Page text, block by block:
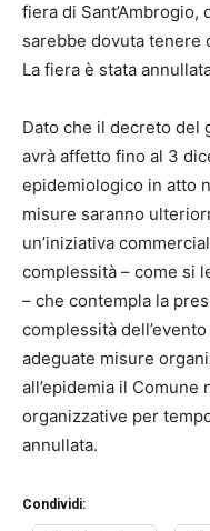
fiera di Sant’Ambrogio,
sarebbe dovuta tenere
La fiera è stata
Dato che il decreto del
avrà affetto fino al 3
epidemiologico in atto
misure saranno
un’iniziativa
complessità – come si
– che contempla la
complessità
adeguate misure
all’epidemia il
organizzative per
annullata.
Condividi: